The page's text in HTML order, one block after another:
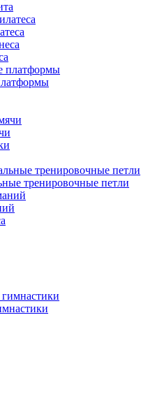
тренировочные петли